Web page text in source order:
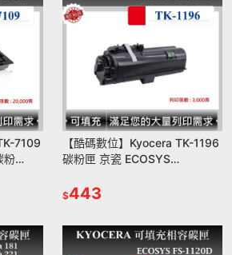
7109
粉
【酷碼數位】Kyocera TK-1196
碳粉匣 京瓷 ECOSYS
$443